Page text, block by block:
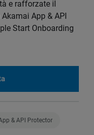
e rafforzate il
App & API
Start Onboarding
& API Protector